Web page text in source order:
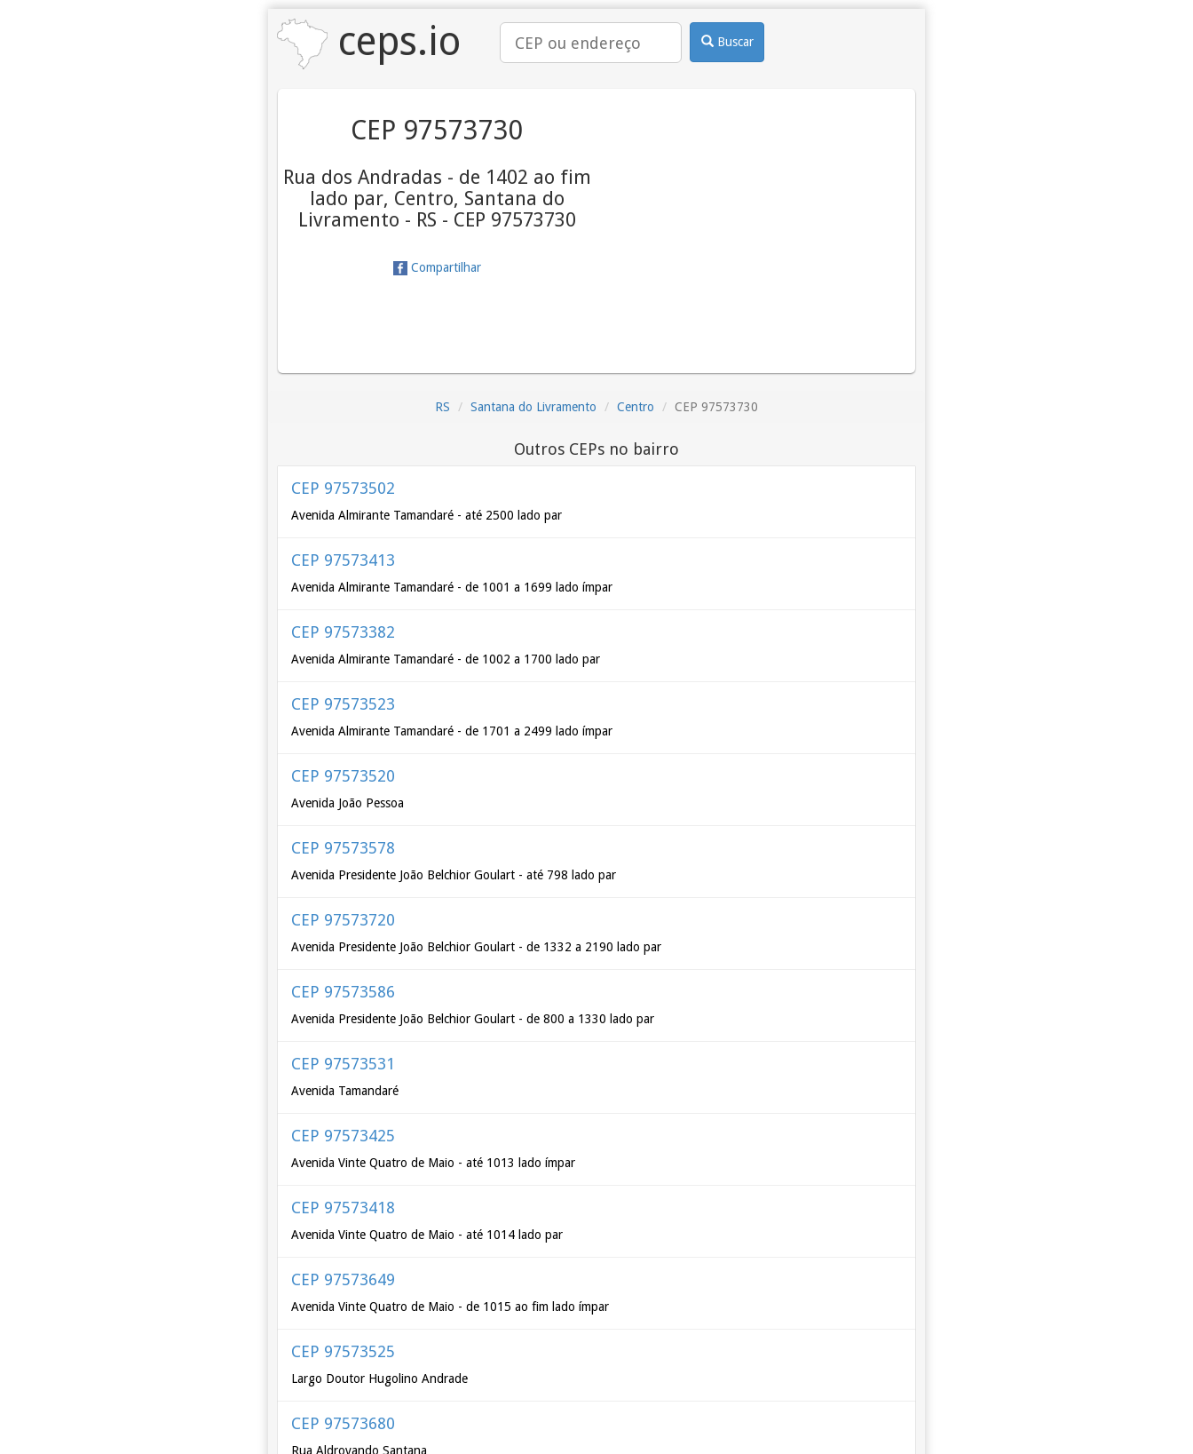
ceps.io Buscar
CEP 97573730
Rua dos Andradas - de 1402 ao fim
lado par, Centro, Santana do
Livramento - RS - CEP 97573730
Compartilhar
RS Santana do Livramento Centro CEP 97573730
Outros CEPs no bairro
CEP 97573502
Avenida Almirante Tamandaré - até 2500 lado par
CEP 97573413
Avenida Almirante Tamandaré - de 1001 a 1699 lado ímpar
CEP 97573382
Avenida Almirante Tamandaré - de 1002 a 1700 lado par
CEP 97573523
Avenida Almirante Tamandaré - de 1701 a 2499 lado ímpar
CEP 97573520
Avenida João Pessoa
CEP 97573578
Avenida Presidente João Belchior Goulart - até 798 lado par
CEP 97573720
Avenida Presidente João Belchior Goulart - de 1332 a 2190 lado par
CEP 97573586
Avenida Presidente João Belchior Goulart - de 800 a 1330 lado par
CEP 97573531
Avenida Tamandaré
CEP 97573425
Avenida Vinte Quatro de Maio - até 1013 lado ímpar
CEP 97573418
Avenida Vinte Quatro de Maio - até 1014 lado par
CEP 97573649
Avenida Vinte Quatro de Maio - de 1015 ao fim lado ímpar
CEP 97573525
Largo Doutor Hugolino Andrade
CEP 97573680
Rua Aldrovando Santana